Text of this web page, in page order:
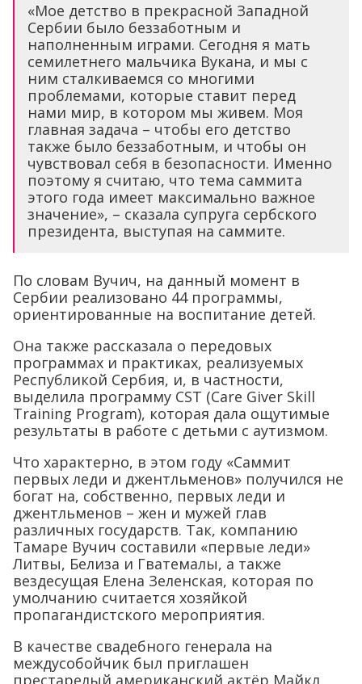
«Мое детство в прекрасной Западной
Сербии было беззаботным и
наполненным играми. Сегодня я мать
семилетнего мальчика Вукана, и мы с
ним сталкиваемся со многими
проблемами, которые ставит перед
нами мир, в котором мы живем. Моя
главная задача – чтобы его детство
также было беззаботным, и чтобы он
чувствовал себя в безопасности. Именно
поэтому я считаю, что тема саммита
этого года имеет максимально важное
значение», – сказала супруга сербского
президента, выступая на саммите.
По словам Вучич, на данный момент в
Сербии реализовано 44 программы,
ориентированные на воспитание детей.
Она также рассказала о передовых
программах и практиках, реализуемых
Республикой Сербия, и, в частности,
выделила программу CST (Care Giver Skill
Training Program), которая дала ощутимые
результаты в работе с детьми с аутизмом.
Что характерно, в этом году «Саммит
первых леди и джентльменов» получился не
богат на, собственно, первых леди и
джентльменов – жен и мужей глав
различных государств. Так, компанию
Тамаре Вучич составили «первые леди»
Литвы, Белиза и Гватемалы, а также
вездесущая Елена Зеленская, которая по
умолчанию считается хозяйкой
пропагандистского мероприятия.
В качестве свадебного генерала на
междусобойчик был приглашен